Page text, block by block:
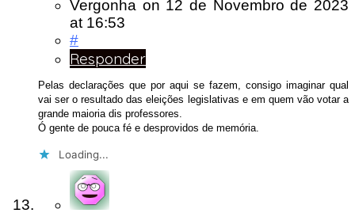
Vergonha on 12 de Novembro de 2023
at 16:53
#
Responder
Pelas declarações que por aqui se fazem, consigo imaginar qual
vai ser o resultado das eleições legislativas e em quem vão votar a
grande maioria dis professores.
Ó gente de pouca fé e desprovidos de memória.
Loading...